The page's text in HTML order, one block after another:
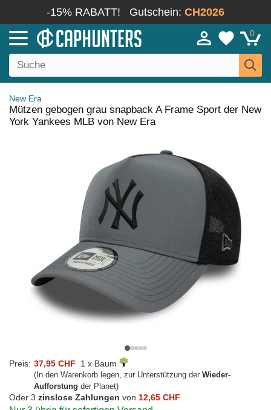
-15% RABATT! Gutschein: CH2026
0
New Era
Mützen gebogen grau snapback A Frame Sport der New
York Yankees MLB von New Era
Preis: 37,95 CHF 1 x Baum
(In den Warenkorb legen, zur Unterstützung der Wieder-
Aufforstung der Planet)
Oder 3 zinslose Zahlungen von 12,65 CHF